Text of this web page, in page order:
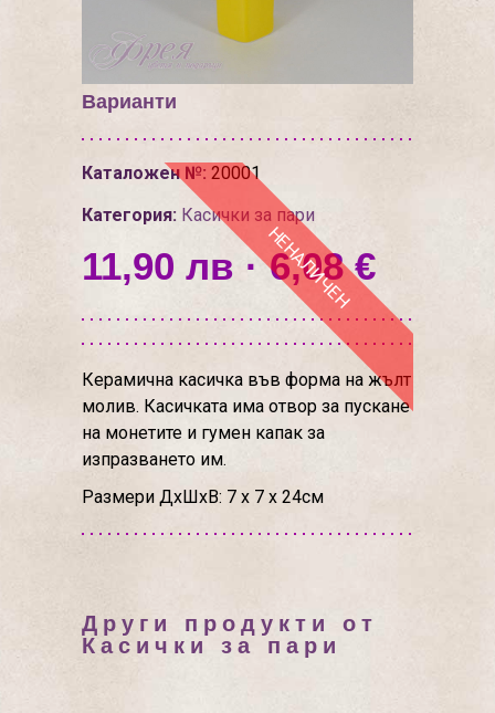
Варианти
Каталожен №: 20001
Категория: Касички за пари
11,90 лв · 6,08 €
НЕНАЛИЧЕН
Керамична касичка във форма на жълт
молив. Касичката има отвор за пускане
на монетите и гумен капак за
изпразването им.
Размери ДхШхВ: 7 х 7 х 24см
Други продукти от
Касички за пари